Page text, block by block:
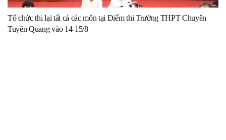
Tổ chức thi lại tất cả các môn tại Điểm thi Trường THPT Chuyên
Tuyên Quang vào 14-15/8